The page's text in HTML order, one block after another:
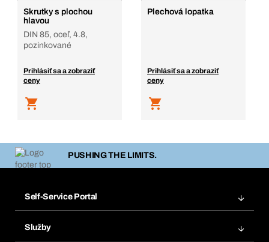
Skrutky s plochou
hlavou
DIN 85, oceľ, 4.8,
pozinkované
Prihlásiť sa a zobraziť
ceny
Plechová lopatka
Prihlásiť sa a zobraziť
ceny
PUSHING THE LIMITS.
Self-Service Portal
Služby